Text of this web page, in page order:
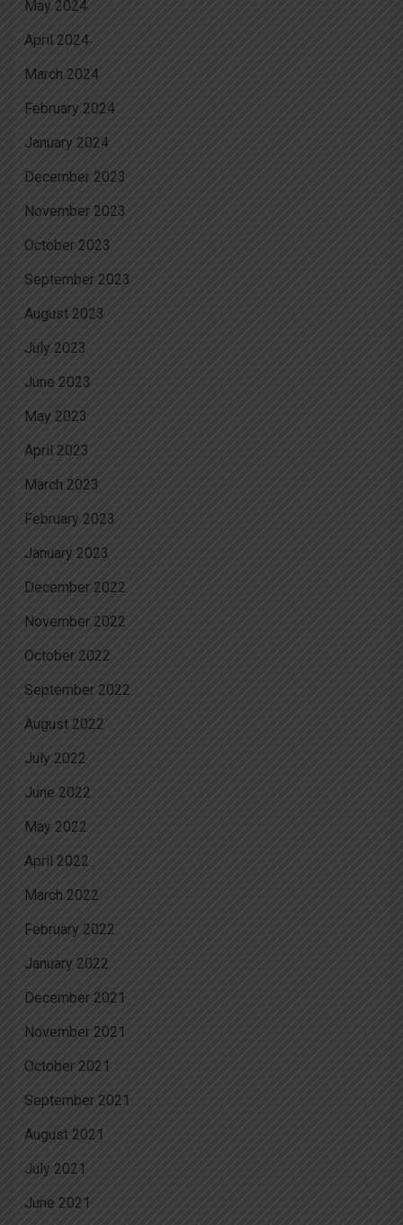
May 2024
April 2024
March 2024
February 2024
January 2024
December 2023
November 2023
October 2023
September 2023
August 2023
July 2023
June 2023
May 2023
April 2023
March 2023
February 2023
January 2023
December 2022
November 2022
October 2022
September 2022
August 2022
July 2022
June 2022
May 2022
April 2022
March 2022
February 2022
January 2022
December 2021
November 2021
October 2021
September 2021
August 2021
July 2021
June 2021